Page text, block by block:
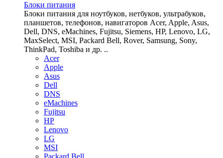
Блоки питания
Блоки питания для ноутбуков, нетбуков, ультрабуков,
планшетов, телефонов, навигаторов Acer, Apple, Asus,
Dell, DNS, eMachines, Fujitsu, Siemens, HP, Lenovo, LG,
MaxSelect, MSI, Packard Bell, Rover, Samsung, Sony,
ThinkPad, Toshiba и др. ..
Acer
Apple
Asus
Dell
DNS
eMachines
Fujitsu
HP
Lenovo
LG
MSI
Packard Bell